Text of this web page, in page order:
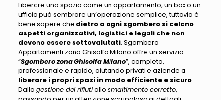
Liberare uno spazio come un appartamento, un box o un
ufficio può sembrare un’operazione semplice, tuttavia è
bene sapere che dietro a ogni sgombero si celano
aspetti organizzativi, logistici e legali che non
devono essere sottovalutati. Sgombero
Appartamenti zona Ghisolfa Milano offre un servizio:
“Sgombero zona Ghisolfa Milano”, completo,
professionale e rapido, aiutando privati e aziende a
liberare i propri spazi in modo efficiente e sicuro.
Dalla gestione dei rifiutiallo smaltimento corretto,